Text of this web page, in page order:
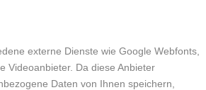
externe Dienste wie Google Webfonts,
Videoanbieter. Da diese Anbieter
Daten von Ihnen speichern,